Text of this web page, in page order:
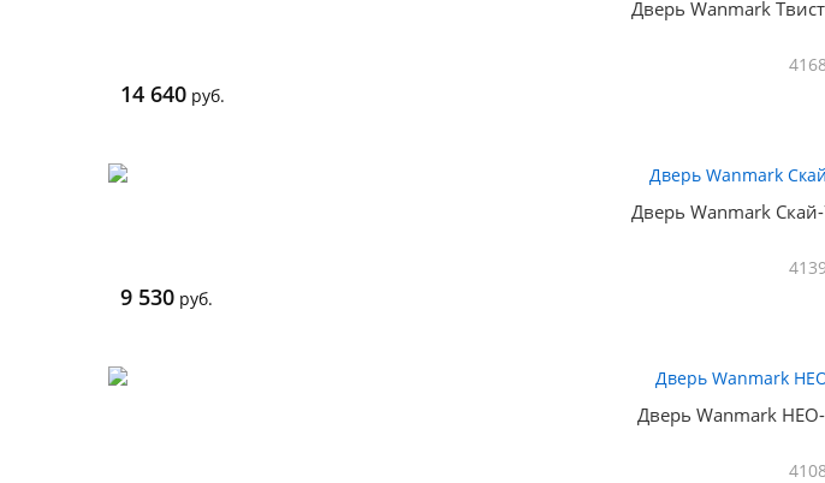
Дверь Wanmark
4168
14 640 руб.
Дверь Wanmark
9 530 руб.
Дверь Wanmark
4108